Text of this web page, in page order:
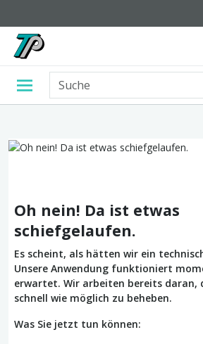
Oh nein! Da ist etwas
schiefgelaufen.
Es scheint, als hätten wir ein
Unsere Anwendung funktioniert
erwartet. Wir arbeiten bereits daran,
schnell wie möglich zu beheben.
Was Sie jetzt tun können: